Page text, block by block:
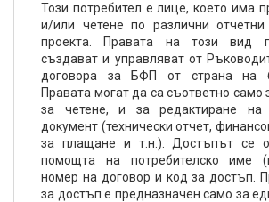
Този потребител е лице, което има
и/или четене по различни
проекта. Правата на този вид
създават и управляват от
договора за БФП от страна на
Правата могат да са съответно само
за четене, и за редактиране на
документ (технически отчет,
за плащане и т.н.). Достъпът се
помощта на потребителско име
номер на договор и код за достъп.
за достъп е предназначен само за